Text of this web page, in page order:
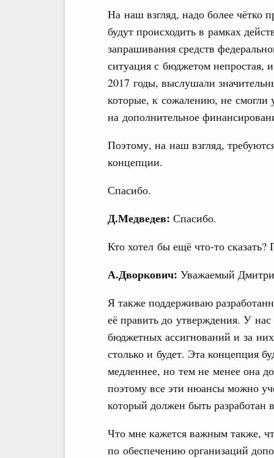
На наш взгляд, надо более чётко
будут происходить в рамках
запрашивания средств
ситуация с бюджетом непростая,
2017 годы, выслушали
которые, к сожалению, не смогли
на дополнительное
Поэтому, на наш взгляд,
концепции.
Спасибо.
Д.Медведев: Спасибо.
Кто хотел бы ещё что‑то сказать?
А.Дворкович: Уважаемый
Я также поддерживаю
её править до утверждения. У
бюджетных ассигнований и за
столько и будет. Эта концепция
медленнее, но тем не менее она
поэтому все эти нюансы можно
который должен быть разработан
Что мне кажется важным также,
по обеспечению организаций